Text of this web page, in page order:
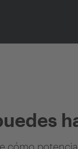
cómo